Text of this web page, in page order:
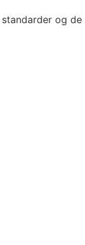
og de